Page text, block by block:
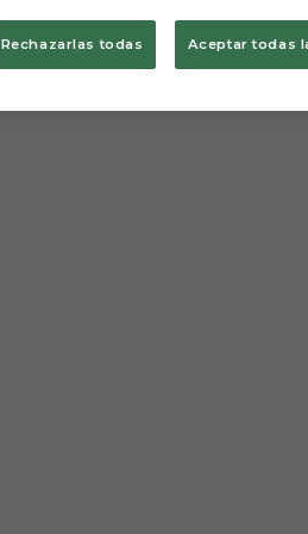
Rechazarlas todas Aceptar todas